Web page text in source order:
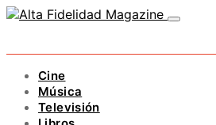
Cine
Música
Televisión